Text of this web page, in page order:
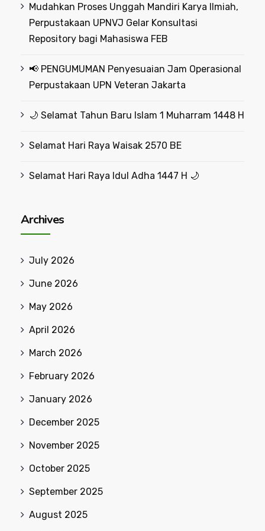
Mudahkan Proses Unggah Mandiri Karya Ilmiah,
Perpustakaan UPNVJ Gelar Konsultasi
Repository bagi Mahasiswa FEB
📢 PENGUMUMAN Penyesuaian Jam Operasional
Perpustakaan UPN Veteran Jakarta
🌙 Selamat Tahun Baru Islam 1 Muharram 1448 H
Selamat Hari Raya Waisak 2570 BE
Selamat Hari Raya Idul Adha 1447 H 🌙
Archives
July 2026
June 2026
May 2026
April 2026
March 2026
February 2026
January 2026
December 2025
November 2025
October 2025
September 2025
August 2025